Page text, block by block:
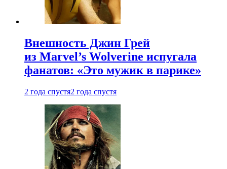
Внешность Джин Грей
из Marvel’s Wolverine испугала
фанатов: «Это мужик в парике»
2 года спустя2 года спустя